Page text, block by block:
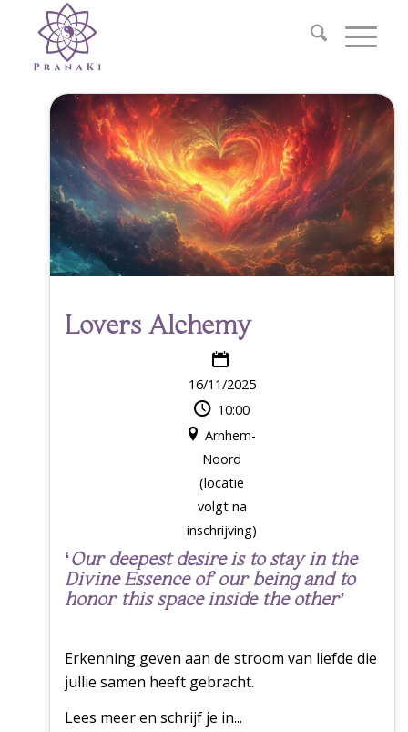
Lovers Alchemy
16/11/2025
10:00
Arnhem-
Noord
(locatie
volgt na
inschrijving)
‘Our deepest desire is to stay in the
Divine Essence of our being and to
honor this space inside the other’
Erkenning geven aan de stroom van liefde die
jullie samen heeft gebracht.
Lees meer en schrijf je in...